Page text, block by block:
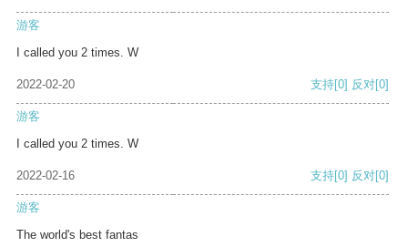
游客
I called you 2 times. W
2022-02-20 支持[0] 反对[0]
游客
I called you 2 times. W
2022-02-16 支持[0] 反对[0]
游客
The world's best fantas